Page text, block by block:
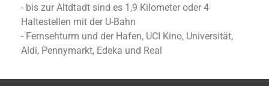
- bis zur Altdtadt sind es 1,9 Kilometer oder 4
Haltestellen mit der U-Bahn
- Fernsehturm und der Hafen, UCI Kino, Universität,
Aldi, Pennymarkt, Edeka und Real